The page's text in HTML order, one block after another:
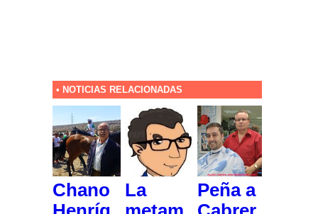
• NOTICIAS RELACIONADAS
Chano
La
Peña a